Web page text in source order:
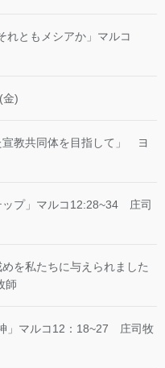
れともメシアか」マルコ
)
教共同体を目指して」 ヨ
ップ」マルコ12:28~34 庄司
を私たちに与えられました
師
」マルコ12：18~27 庄司牧